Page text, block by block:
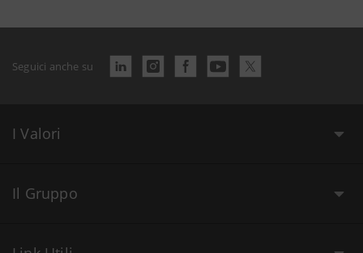
Seguici anche su
I Valori
Il Gruppo